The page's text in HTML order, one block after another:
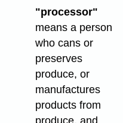
"processor"
means a person
who cans or
preserves
produce, or
manufactures
products from
produce, and